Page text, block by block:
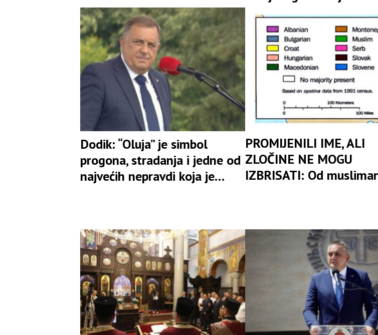
sam živa boriću se za
Dodik: “Oluja” je simbol
progona, stradanja i jedne od
najvećih nepravdi koja je
PROMIJENILI IME, ALI
ZLOČINE NE MOGU
IZBRISATI: Od